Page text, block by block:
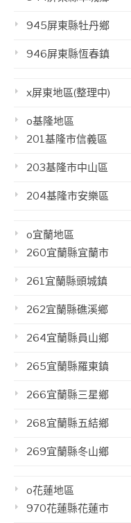
945屏東縣牡丹鄉
946屏東縣恆春鎮
x屏東地區(整理中)
o基隆地區
201基隆市信義區
203基隆市中山區
204基隆市安樂區
o宜蘭地區
260宜蘭縣宜蘭市
261宜蘭縣頭城鎮
262宜蘭縣礁溪鄉
264宜蘭縣員山鄉
265宜蘭縣羅東鎮
266宜蘭縣三星鄉
268宜蘭縣五結鄉
269宜蘭縣冬山鄉
o花蓮地區
970花蓮縣花蓮市